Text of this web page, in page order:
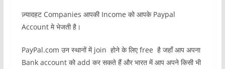
ज़्यादहट Companies आपकी Income को आपके Paypal
Account मे भेजती है।
PayPal.com उन स्थानों में join होने के लिए free है जहाँ आप अपना
Bank account को add कर सकते हैं और भारत में आप अपने किसी भी